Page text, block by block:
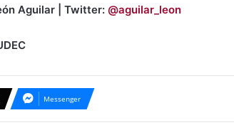
Aguilar | Twitter: @aguilar_leon
Messenger